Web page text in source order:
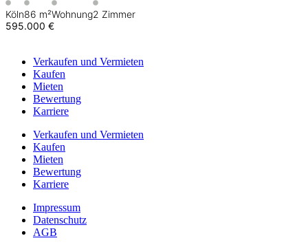
Köln86 m²Wohnung2 Zimmer
595.000 €
Verkaufen und Vermieten
Kaufen
Mieten
Bewertung
Karriere
Verkaufen und Vermieten
Kaufen
Mieten
Bewertung
Karriere
Impressum
Datenschutz
AGB